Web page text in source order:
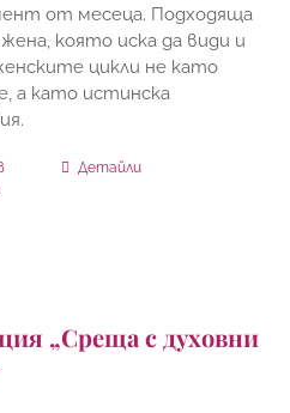
от месеца. Подходяща
жена, която иска да види и
цикли не като
а като истинска
Детайли
„Среща с духовни